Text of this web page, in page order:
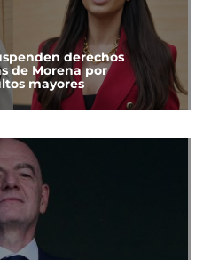
derechos
de Morena por
mayores